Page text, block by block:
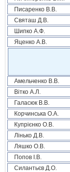
Писаренко В.В.
Святаш Д.В.
Шипко А.Ф.
Яценко А.В.
Амельченко В.В.
Вітко А.Л.
Галасюк В.В.
Корчинська О.А.
Купрієнко О.В.
Лінько Д.В.
Ляшко О.В.
Попов І.В.
Силантьєв Д.О.